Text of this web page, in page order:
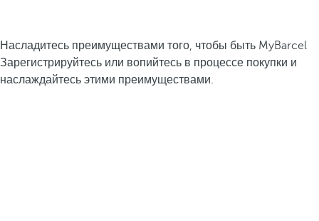
Насладитесь преимуществами того, чтобы быть MyBarcel
Зарегистрируйтесь или вопийтесь в процессе покупки и
наслаждайтесь этими преимуществами.